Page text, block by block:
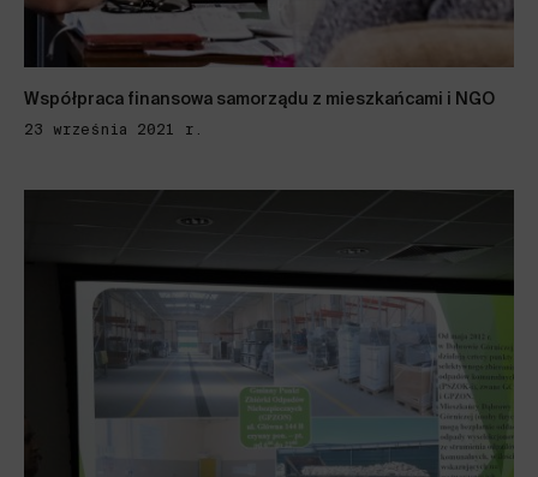
Współpraca finansowa samorządu z mieszkańcami i NGO
23 września 2021 r.